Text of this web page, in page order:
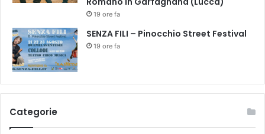
19 ore fa
SENZA FILI – Pinocchio Street Festival
19 ore fa
Categorie